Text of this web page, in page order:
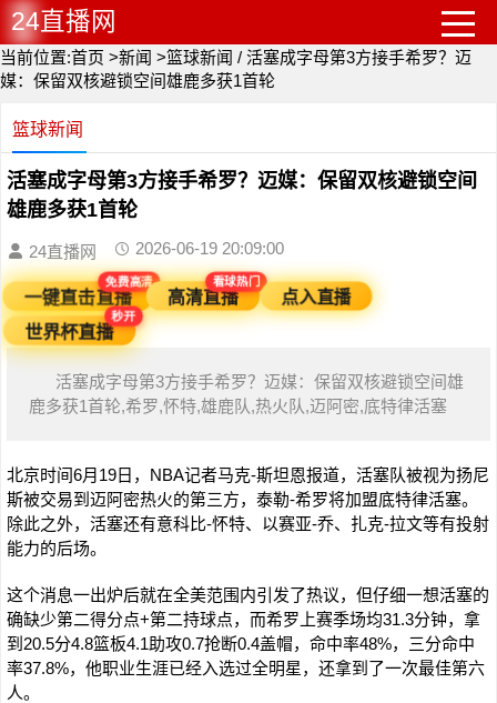
24直播网
当前位置:首页 >新闻 >篮球新闻 / 活塞成字母第3方接手希罗？迈
媒：保留双核避锁空间雄鹿多获1首轮
篮球新闻
活塞成字母第3方接手希罗？迈媒：保留双核避锁空间
雄鹿多获1首轮
24直播网 2026-06-19 20:09:00
一键直击直播
免费高清
高清直播
看球热门
点入直播
世界杯直播
秒开
活塞成字母第3方接手希罗？迈媒：保留双核避锁空间雄
鹿多获1首轮,希罗,怀特,雄鹿队,热火队,迈阿密,底特律活塞
北京时间6月19日，NBA记者马克-斯坦恩报道，活塞队被视为扬尼
斯被交易到迈阿密热火的第三方，泰勒-希罗将加盟底特律活塞。
除此之外，活塞还有意科比-怀特、以赛亚-乔、扎克-拉文等有投射
能力的后场。
这个消息一出炉后就在全美范围内引发了热议，但仔细一想活塞的
确缺少第二得分点+第二持球点，而希罗上赛季场均31.3分钟，拿
到20.5分4.8篮板4.1助攻0.7抢断0.4盖帽，命中率48%，三分命中
率37.8%，他职业生涯已经入选过全明星，还拿到了一次最佳第六
人。